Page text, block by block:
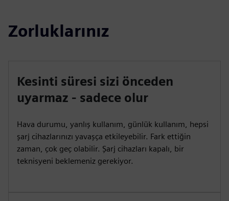
Zorluklarınız
Kesinti süresi sizi önceden
uyarmaz - sadece olur
Hava durumu, yanlış kullanım, günlük kullanım, hepsi
şarj cihazlarınızı yavaşça etkileyebilir. Fark ettiğin
zaman, çok geç olabilir. Şarj cihazları kapalı, bir
teknisyeni beklemeniz gerekiyor.